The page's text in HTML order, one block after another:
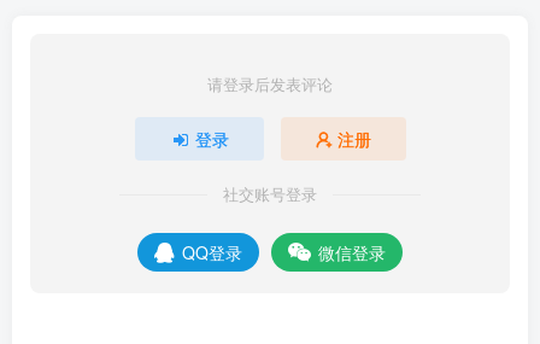
请登录后发表评论
登录 注册
社交账号登录
QQ登录 微信登录